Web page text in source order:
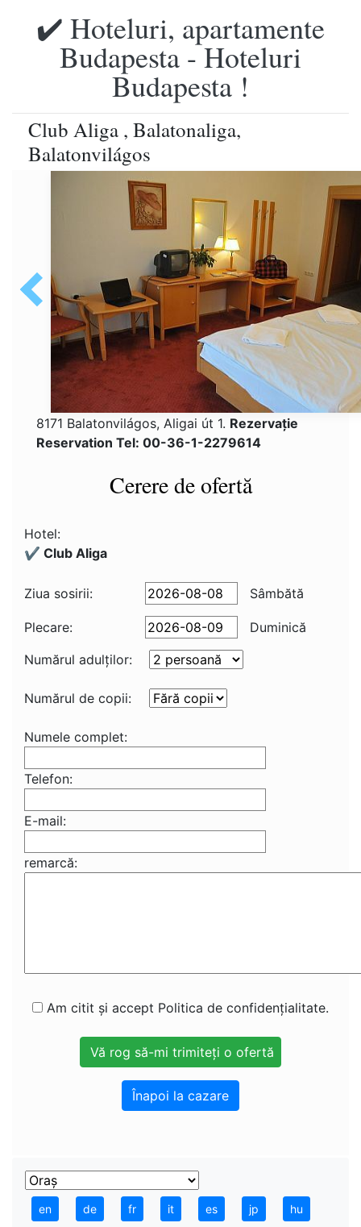
✔️ Hoteluri, apartamente
Budapesta - Hoteluri
Budapesta !
Club Aliga , Balatonaliga,
Balatonvilágos
8171 Balatonvilágos, Aligai út 1. Rezervaţie
Reservation Tel: 00-36-1-2279614
Cerere de ofertă
Hotel:
✔️ Club Aliga
Ziua sosirii: Sâmbătă
Plecare:
Duminică
Numărul adulţilor:
Numărul de copii:
Numele complet:
Telefon:
E-mail:
remarcă:
Am citit și accept Politica de confidențialitate.
Înapoi la cazare
en de fr it es jp hu